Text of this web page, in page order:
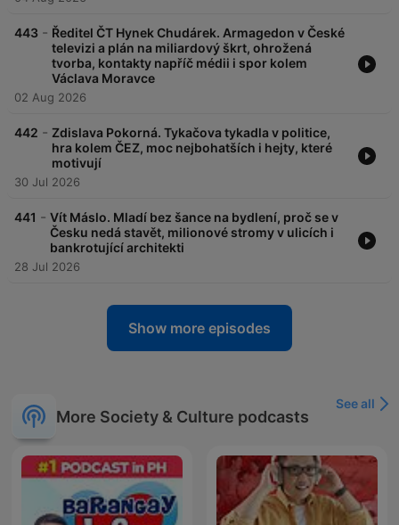
443 - Ředitel ČT Hynek Chudárek. Armagedon v České
televizi a plán na miliardový škrt, ohrožená
tvorba, kontakty napříč médii i spor kolem
Václava Moravce
02 Aug 2026
442 - Zdislava Pokorná. Tykačova tykadla v politice,
hra kolem ČEZ, moc nejbohatších i hejty, které
motivují
30 Jul 2026
441 - Vít Máslo. Mladí bez šance na bydlení, proč se v
Česku nedá stavět, milionové stromy v ulicích i
bankrotující architekti
28 Jul 2026
Show more episodes
More Society & Culture podcasts
See all